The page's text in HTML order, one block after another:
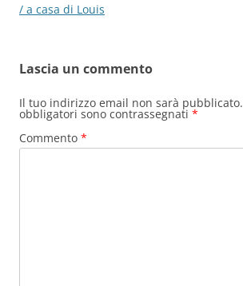
articolo
/ a casa di Louis
Lascia un commento
Il tuo indirizzo email non sarà pubblicato.
obbligatori sono contrassegnati *
Commento *